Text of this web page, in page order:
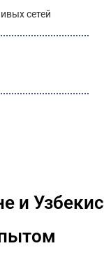
сетей
и